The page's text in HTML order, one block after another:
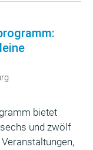
bietet
und zwölf